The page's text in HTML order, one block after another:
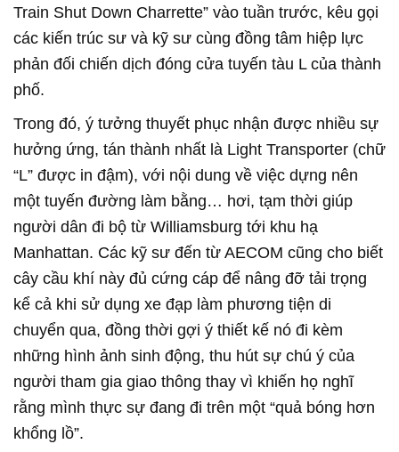
Train Shut Down Charrette” vào tuần trước, kêu gọi
các kiến trúc sư và kỹ sư cùng đồng tâm hiệp lực
phản đối chiến dịch đóng cửa tuyến tàu L của thành
phố.
Trong đó, ý tưởng thuyết phục nhận được nhiều sự
hưởng ứng, tán thành nhất là Light Transporter (chữ
“L” được in đậm), với nội dung về việc dựng nên
một tuyến đường làm bằng… hơi, tạm thời giúp
người dân đi bộ từ Williamsburg tới khu hạ
Manhattan. Các kỹ sư đến từ AECOM cũng cho biết
cây cầu khí này đủ cứng cáp để nâng đỡ tải trọng
kể cả khi sử dụng xe đạp làm phương tiện di
chuyển qua, đồng thời gợi ý thiết kế nó đi kèm
những hình ảnh sinh động, thu hút sự chú ý của
người tham gia giao thông thay vì khiến họ nghĩ
rằng mình thực sự đang đi trên một “quả bóng hơn
khổng lồ”.